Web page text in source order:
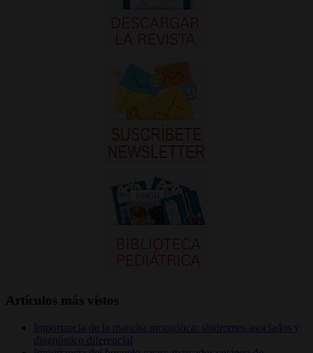
Artículos más vistos
Importancia de la mancha mongólica: síndromes asociados y
diagnóstico diferencial